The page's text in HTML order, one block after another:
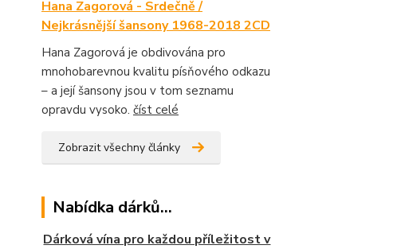
Hana Zagorová - Srdečně /
Nejkrásnější šansony 1968-2018 2CD
Hana Zagorová je obdivována pro
mnohobarevnou kvalitu písňového odkazu
– a její šansony jsou v tom seznamu
opravdu vysoko. číst celé
Zobrazit všechny články
Nabídka dárků...
Dárková vína pro každou příležitost v